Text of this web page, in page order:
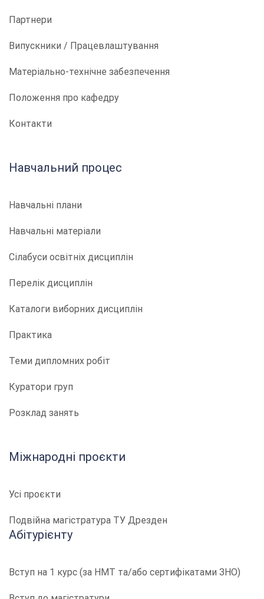
Партнери
Випускники / Працевлаштування
Матеріально-технічне забезпечення
Положення про кафедру
Контакти
Навчальний процес
Навчальні плани
Навчальні матеріали
Сілабуси освітніх дисциплін
Перелік дисциплін
Каталоги виборних дисциплін
Практика
Теми дипломних робіт
Куратори груп
Розклад занять
Міжнародні проєкти
Усі проєкти
Подвійна магістратура ТУ Дрезден
Абітурієнту
Вступ на 1 курс (за НМТ та/або сертифікатами ЗНО)